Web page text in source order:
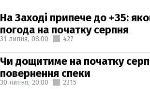
На Заході припече до +35:
погода на початку серпня
31 липня, 08:00 427
Чи дощитиме на початку
повернення спеки
30 липня, 20:00 2315